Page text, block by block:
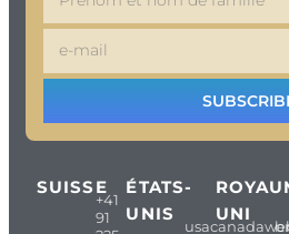
SUISSE
+41
91
ÉTATS-
UNIS
UNI